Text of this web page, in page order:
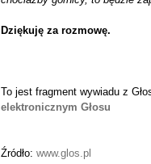
Dziękuję za rozmowę.
To jest fragment wywiadu z
elektronicznym Głosu
Źródło: www.glos.pl